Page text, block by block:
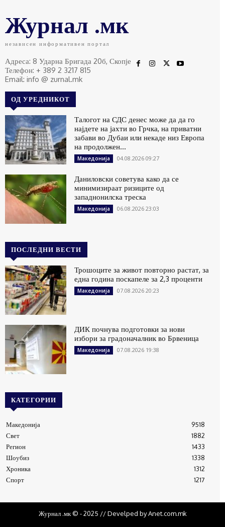
Журнал .мк
независен информативен портал
Адреса: 8 Ударна Бригада 20б, Скопје
Телефон: + 389 2 3217 815
Email: info @ zurnal.mk
ОД УРЕДНИКОТ
Талогот на СДС денес може да да го
најдете на јахти во Грчка, на приватни
забави во Дубаи или некаде низ Европа
на продолжен...
Македонија 04.08.2026 09:27
Даниловски советува како да се
минимизираат ризиците од
западнонилска треска
Македонија 06.08.2026 23:03
ПОСЛЕДНИ ВЕСТИ
Трошоците за живот повторно растат, за
една година поскапеле за 2,3 проценти
Македонија 07.08.2026 20:23
ДИК почнува подготовки за нови
избори за градоначалник во Брвеница
Македонија 07.08.2026 19:38
КАТЕГОРИИ
Македонија
9518
Свет
1882
Регион
1433
Шоубиз
1338
Хроника
1312
Спорт
1217
Журнал .мк © - 2025 // Develped by Anet.com.mk